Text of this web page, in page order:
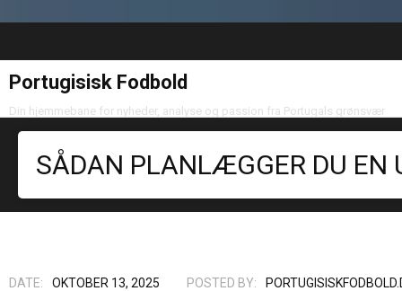
Portugisisk Fodbold
Din hjemmebane for nyheder, analyse og passion fra Portugals grønsvær
SÅDAN PLANLÆGGER DU EN
DATE: OKTOBER 13, 2025 POSTED BY: